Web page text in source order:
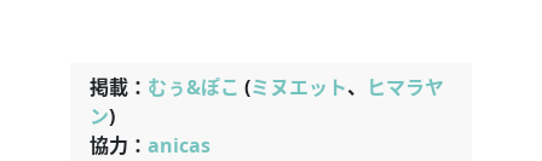
掲載： むぅ&ぽこ (ミヌエット、 ヒマラヤ
ン)
協力： anicas